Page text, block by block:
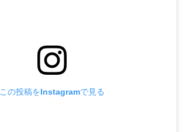
この投稿をInstagramで見る